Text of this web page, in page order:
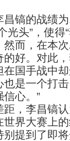
镐的战绩为
光头”，使得
而，在本
好。对此
国手战中
是一个打
心。”
，李昌镐认
界大赛上
提到了即